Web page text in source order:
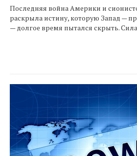
Последняя война Америки и
раскрыла истину, которую Запад —
— долгое время пытался скрыть.